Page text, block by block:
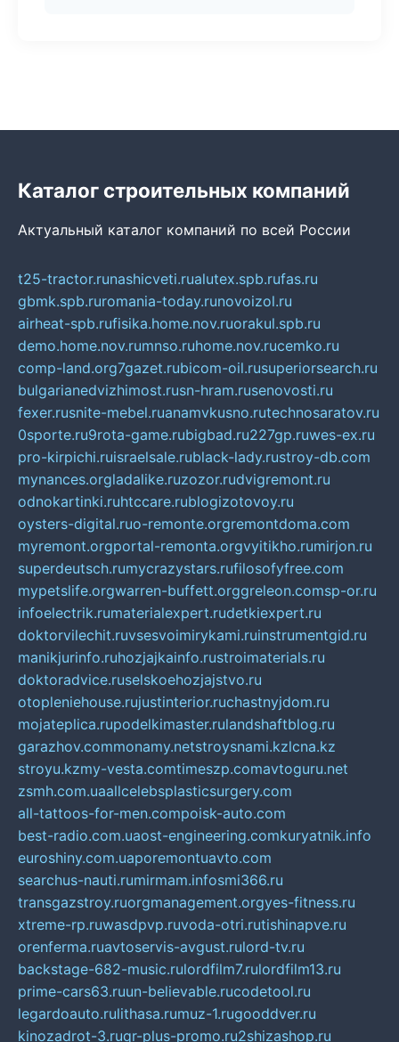
Каталог строительных компаний
Актуальный каталог компаний по всей России
t25-tractor.runashicveti.rualutex.spb.rufas.ru
gbmk.spb.ruromania-today.runovoizol.ru
airheat-spb.rufisika.home.nov.ruorakul.spb.ru
demo.home.nov.rumnso.ruhome.nov.rucemko.ru
comp-land.org7gazet.rubicom-oil.rusuperiorsearch.ru
bulgarianedvizhimost.rusn-hram.rusenovosti.ru
fexer.rusnite-mebel.ruanamvkusno.rutechnosaratov.ru
0sporte.ru9rota-game.rubigbad.ru227gp.ruwes-ex.ru
pro-kirpichi.ruisraelsale.rublack-lady.rustroy-db.com
mynances.orgladalike.ruzozor.rudvigremont.ru
odnokartinki.ruhtccare.rublogizotovoy.ru
oysters-digital.ruo-remonte.orgremontdoma.com
myremont.orgportal-remonta.orgvyitikho.rumirjon.ru
superdeutsch.rumycrazystars.rufilosofyfree.com
mypetslife.orgwarren-buffett.orggreleon.comsp-or.ru
infoelectrik.rumaterialexpert.rudetkiexpert.ru
doktorvilechit.ruvsesvoimirykami.ruinstrumentgid.ru
manikjurinfo.ruhozjajkainfo.rustroimaterials.ru
doktoradvice.ruselskoehozjajstvo.ru
otopleniehouse.rujustinterior.ruchastnyjdom.ru
mojateplica.rupodelkimaster.rulandshaftblog.ru
garazhov.commonamy.netstroysnami.kzlcna.kz
stroyu.kzmy-vesta.comtimeszp.comavtoguru.net
zsmh.com.uaallcelebsplasticsurgery.com
all-tattoos-for-men.compoisk-auto.com
best-radio.com.uaost-engineering.comkuryatnik.info
euroshiny.com.uaporemontuavto.com
searchus-nauti.rumirmam.infosmi366.ru
transgazstroy.ruorgmanagement.orgyes-fitness.ru
xtreme-rp.ruwasdpvp.ruvoda-otri.rutishinapve.ru
orenferma.ruavtoservis-avgust.rulord-tv.ru
backstage-682-music.rulordfilm7.rulordfilm13.ru
prime-cars63.ruun-believable.rucodetool.ru
legardoauto.rulithasa.rumuz-1.rugooddver.ru
kinozadrot-3.ruqr-plus-promo.ru2shizashop.ru